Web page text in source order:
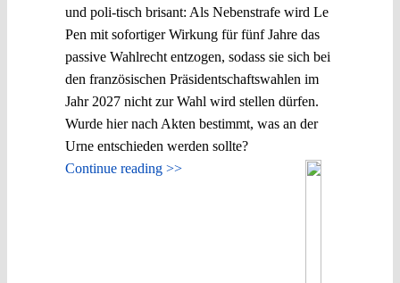
und poli-tisch brisant: Als Nebenstrafe wird Le
Pen mit sofortiger Wirkung für fünf Jahre das
passive Wahlrecht entzogen, sodass sie sich bei
den französischen Präsidentschaftswahlen im
Jahr 2027 nicht zur Wahl wird stellen dürfen.
Wurde hier nach Akten bestimmt, was an der
Urne entschieden werden sollte?
Continue reading >>